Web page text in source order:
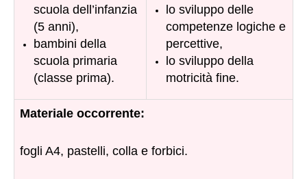
scuola dell’infanzia
(5 anni),
bambini della
scuola primaria
(classe prima).
lo sviluppo delle
competenze logiche e
percettive,
lo sviluppo della
motricità fine.
Materiale occorrente:
fogli A4, pastelli, colla e forbici.